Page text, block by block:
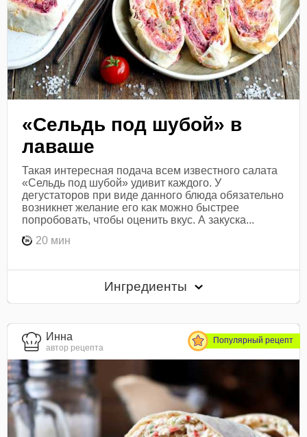
«Сельдь под шубой» в
лаваше
Такая интересная подача всем известного салата
«Сельдь под шубой» удивит каждого. У
дегустаторов при виде данного блюда обязательно
возникнет желание его как можно быстрее
попробовать, чтобы оценить вкус. А закуска...
20 мин
Ингредиенты
Инна
автор рецепта
Популярный рецепт